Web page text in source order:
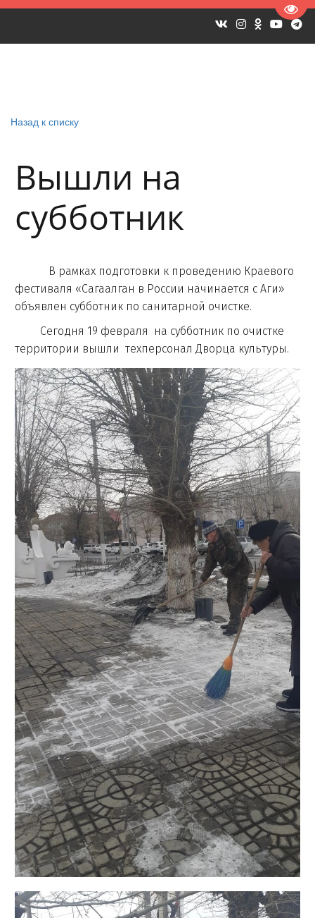
Назад к списку
Вышли на
субботник
В рамках подготовки к проведению Краевого
фестиваля «Сагаалган в России начинается с Аги»
объявлен субботник по санитарной очистке.
Сегодня 19 февраля на субботник по очистке
территории вышли техперсонал Дворца культуры.